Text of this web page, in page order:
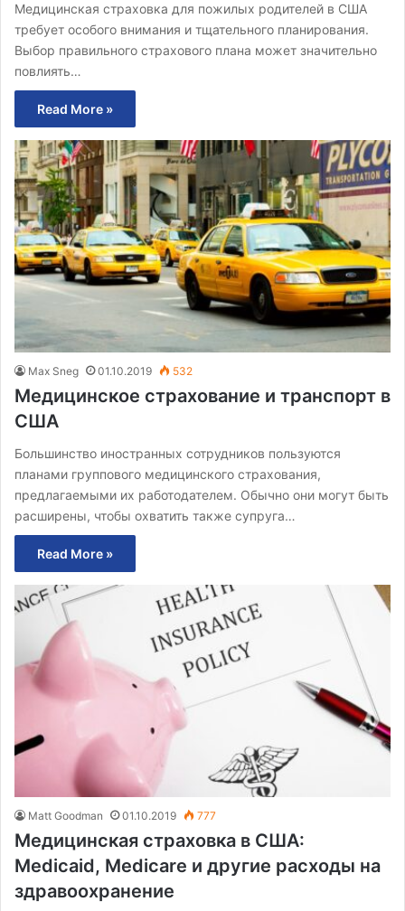
Медицинская страховка для пожилых родителей в США
требует особого внимания и тщательного планирования.
Выбор правильного страхового плана может значительно
повлиять…
Read More »
Max Sneg 01.10.2019 532
Медицинское страхование и транспорт в
США
Большинство иностранных сотрудников пользуются
планами группового медицинского страхования,
предлагаемыми их работодателем. Обычно они могут быть
расширены, чтобы охватить также супруга…
Read More »
Matt Goodman 01.10.2019 777
Медицинская страховка в США:
Medicaid, Medicare и другие расходы на
здравоохранение